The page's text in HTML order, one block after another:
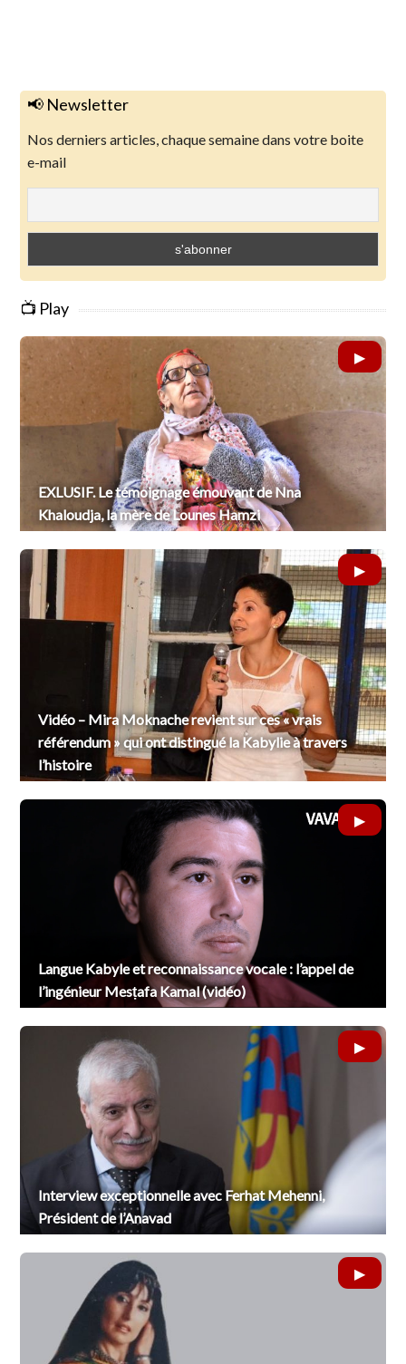
📢 Newsletter
Nos derniers articles, chaque semaine dans votre boite
e-mail
📺 Play
EXLUSIF. Le témoignage émouvant de Nna
Khaloudja, la mère de Lounes Hamzi
Vidéo – Mira Moknache revient sur ces « vrais
référendum » qui ont distingué la Kabylie à travers
l’histoire
Langue Kabyle et reconnaissance vocale : l’appel de
l’ingénieur Mesṭafa Kamal (vidéo)
Interview exceptionnelle avec Ferhat Mehenni,
Président de l’Anavad